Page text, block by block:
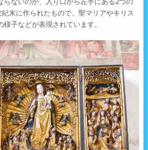
らないのが、入り口から左手にある2つの
末に作られたもので、聖マリアやキリス
様子などが表現されています。